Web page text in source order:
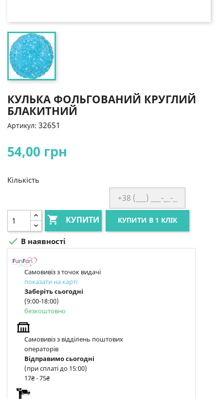
КУЛЬКА ФОЛЬГОВАНИЙ КРУГЛИЙ
БЛАКИТНИЙ
Артикул: 32651
54,00 грн
Кількість
 КУПИТИ КУПИТИ В 1 КЛІК
 В наявності
Самовивіз з точок видачі
показати на карті
Заберіть сьогодні
(9:00-18:00)
безкоштовно
Самовивіз з відділень поштових
операторів
Відправимо сьогодні
(при сплаті до 15:00)
17₴ - 75₴